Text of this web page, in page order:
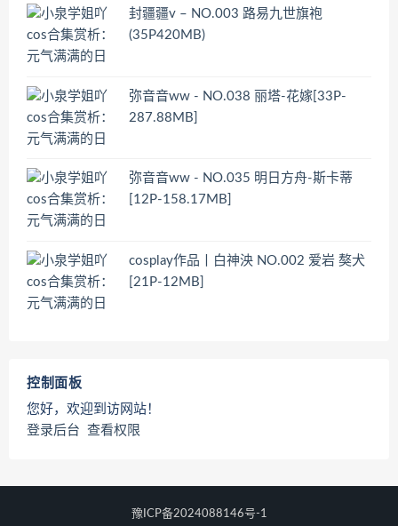
封疆疆v – NO.003 路易九世旗袍
(35P420MB)
弥音音ww - NO.038 丽塔-花嫁[33P-
287.88MB]
弥音音ww - NO.035 明日方舟-斯卡蒂
[12P-158.17MB]
cosplay作品丨白神泱 NO.002 爱岩 獒犬
[21P-12MB]
控制面板
您好，欢迎到访网站！
登录后台 查看权限
豫ICP备2024088146号-1